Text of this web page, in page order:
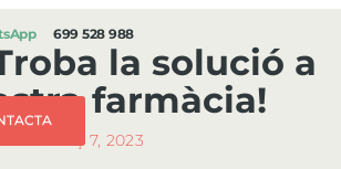
699 528 988
la solució a
farmàcia!
març 7, 2023